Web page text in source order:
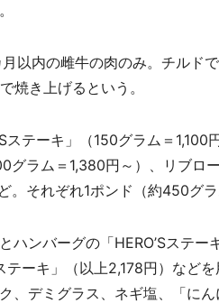
以内の雌牛の肉のみ。チルド
き上げるという。
テーキ」（150グラム＝1,100
グラム＝1,380円～）、リブロ
それぞれ1ポンド（約450グラ
ンバーグの「HERO’Sステー
テーキ」（以上2,178円）など
、デミグラス、ネギ塩、「に